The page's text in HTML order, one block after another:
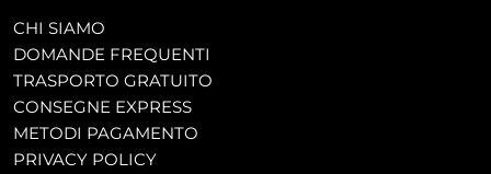
CHI SIAMO
DOMANDE FREQUENTI
TRASPORTO GRATUITO
CONSEGNE EXPRESS
METODI PAGAMENTO
PRIVACY POLICY